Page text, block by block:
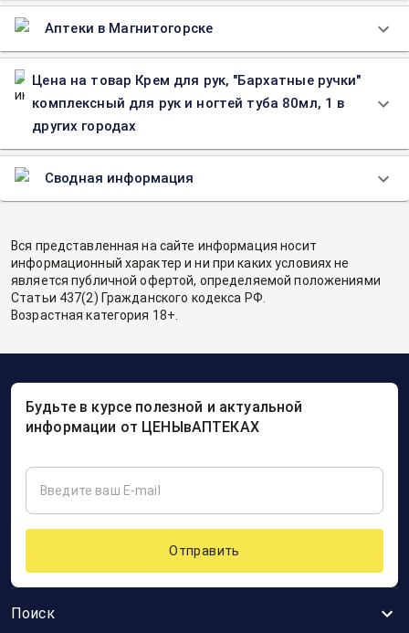
Аптеки в Магнитогорске
Цена на товар Крем для рук, "Бархатные ручки"
комплексный для рук и ногтей туба 80мл, 1 в
других городах
Сводная информация
Вся представленная на сайте информация носит
информационный характер и ни при каких условиях не
является публичной офертой, определяемой положениями
Статьи 437(2) Гражданского кодекса РФ.
Возрастная категория 18+.
Поиск
Будьте в курсе полезной и актуальной
информации от ЦЕНЫвАПТЕКАХ
Отправить